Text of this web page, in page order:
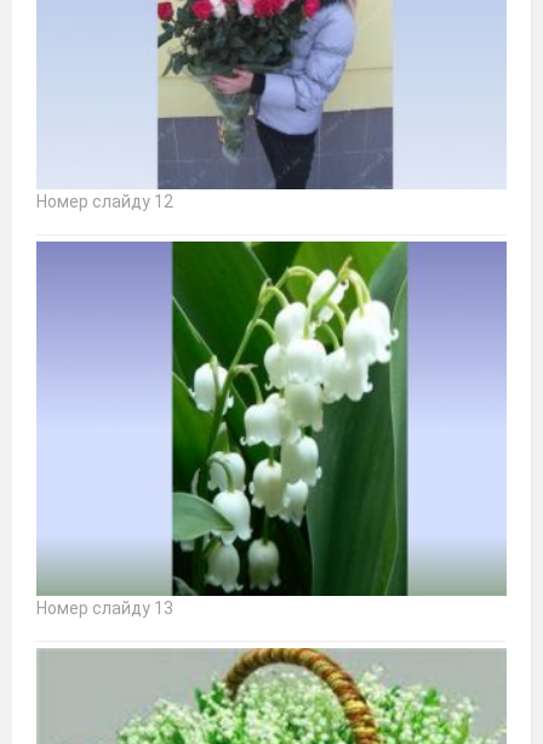
Номер слайду 12
Номер слайду 13